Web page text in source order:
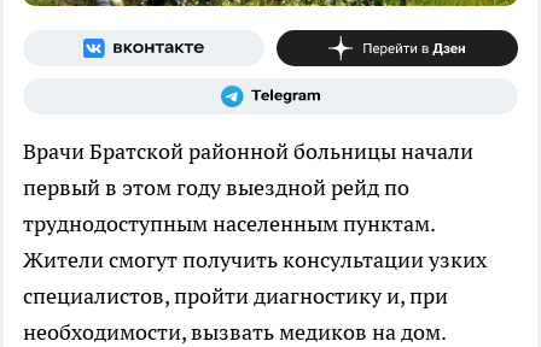
Врачи Братской районной больницы начали
первый в этом году выездной рейд по
труднодоступным населенным пунктам.
Жители смогут получить консультации узких
специалистов, пройти диагностику и, при
необходимости, вызвать медиков на дом.